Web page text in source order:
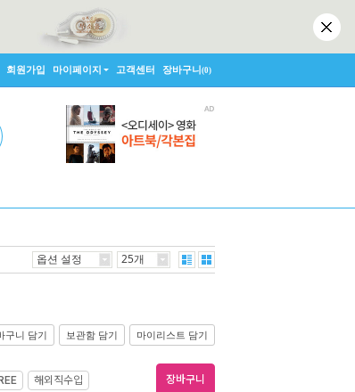
회원가입 마이페이지 고객센터 장바구니(0)
옵션 설정 25개
구니 담기 보관함 담기 마이리스트 담기
해외직수입 장바구니